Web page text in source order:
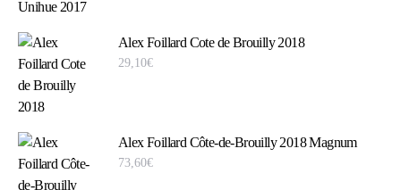
Alex Foillard Cote de Brouilly 2018
29,10€
Alex Foillard Côte-de-Brouilly 2018 Magnum
73,60€